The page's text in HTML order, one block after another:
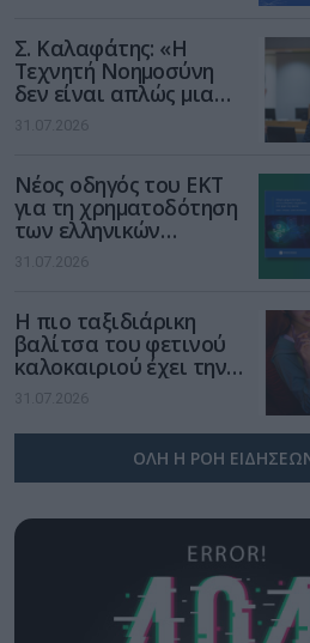
Σ. Καλαφάτης: «Η
Τεχνητή Νοημοσύνη
δεν είναι απλώς μια
νέα τεχνολογία, είναι
μια νέα βιομηχανική
31.07.2026
Νέος οδηγός του ΕΚΤ
για τη χρηματοδότηση
των ελληνικών
επιχειρήσεων στον
χώρο της άμυνας
31.07.2026
Η πιο ταξιδιάρικη
βαλίτσα του φετινού
καλοκαιριού έχει την
υπογραφή της Xiaomi
31.07.2026
ΟΛΗ Η ΡΟΗ